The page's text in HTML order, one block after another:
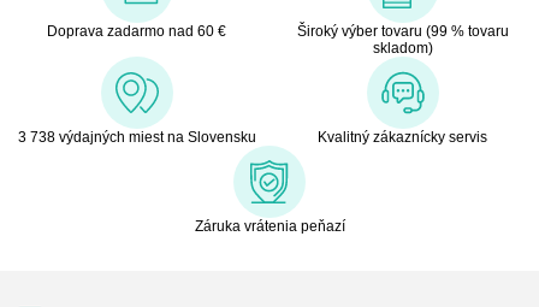
Doprava zadarmo nad 60 €
Široký výber tovaru (99 % tovaru
skladom)
3 738 výdajných miest na Slovensku Kvalitný zákaznícky servis
Záruka vrátenia peňazí